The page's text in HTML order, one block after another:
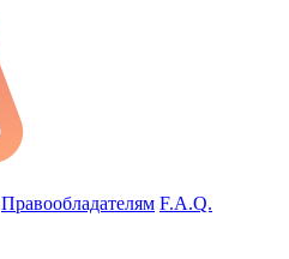
Правообладателям F.A.Q.